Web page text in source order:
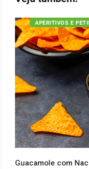
APERITIVOS E
Guacamole com